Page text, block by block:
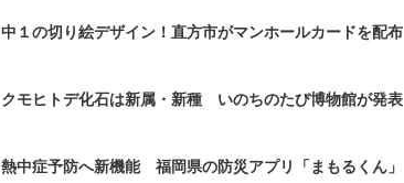
中１の切り絵デザイン！直方市がマンホールカードを配布
クモヒトデ化石は新属・新種 いのちのたび博物館が発表
熱中症予防へ新機能 福岡県の防災アプリ「まもるくん」